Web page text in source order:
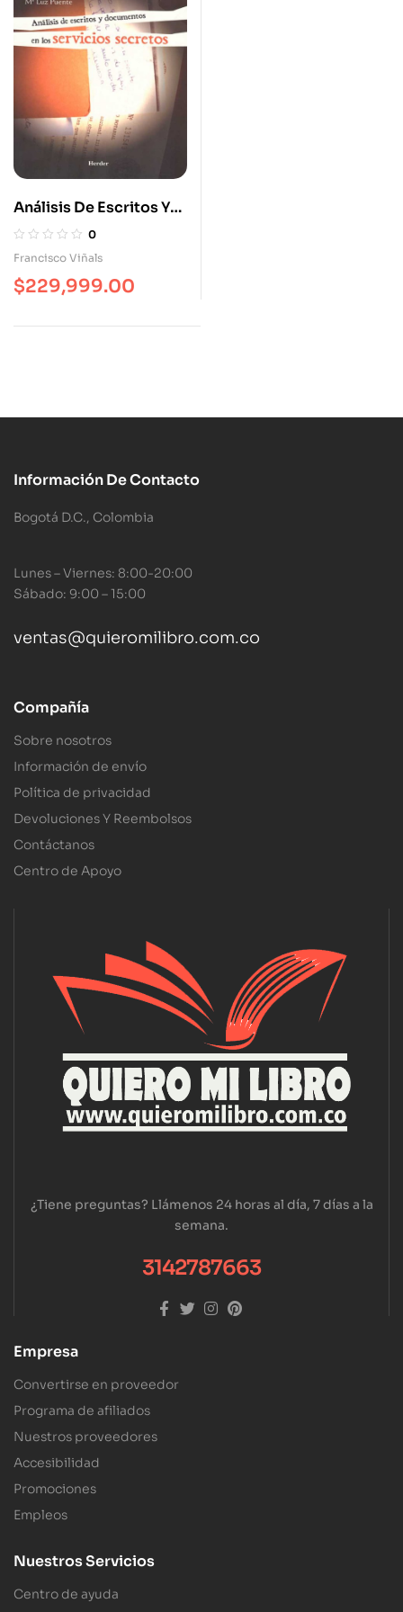
Análisis De Escritos Y
Documentos En Los
Servicios Secretos
0
Francisco Viñals
$229,999.00
Información De Contacto
Bogotá D.C., Colombia
Lunes – Viernes: 8:00-20:00
Sábado: 9:00 – 15:00
ventas@quieromilibro.com.co
Compañía
Sobre nosotros
Información de envío
Política de privacidad
Devoluciones Y Reembolsos
Contáctanos
Centro de Apoyo
¿Tiene preguntas? Llámenos 24 horas al día, 7 días a la
semana.
3142787663
Empresa
Convertirse en proveedor
Programa de afiliados
Nuestros proveedores
Accesibilidad
Promociones
Empleos
Nuestros Servicios
Centro de ayuda